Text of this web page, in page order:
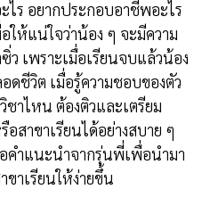
ไร อยากประกอบอาชีพอะไร
ห้แน่ใจว่าน้อง ๆ จะมีความ
ว เพราะเมื่อเรียนจบแล้วน้อง
ชีวิต เมื่อรู้ความชอบของตัว
ชาไหน ต้องติวและเตรียม
สาขาเรียนได้อย่างสบาย ๆ
คำแนะนำจากรุ่นพี่เพื่อนำมา
าเรียนให้ง่ายขึ้น